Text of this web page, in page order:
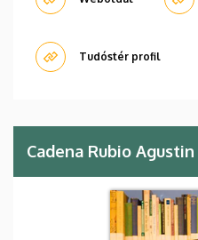
Tudóstér profil
Cadena Rubio Agustin